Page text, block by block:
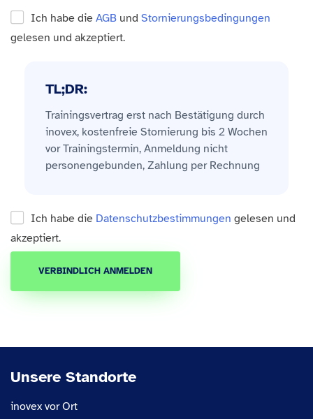
Ich habe die AGB und Stornierungsbedingungen
gelesen und akzeptiert.
TL;DR:
Trainingsvertrag erst nach Bestätigung durch
inovex, kostenfreie Stornierung bis 2 Wochen
vor Trainingstermin, Anmeldung nicht
personengebunden, Zahlung per Rechnung
Ich habe die Datenschutzbestimmungen gelesen und
akzeptiert.
VERBINDLICH ANMELDEN
Unsere Standorte
inovex vor Ort